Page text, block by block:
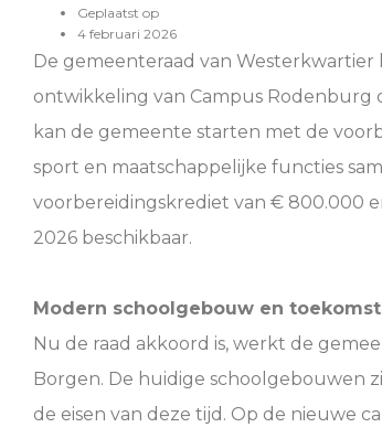
Geplaatst op
4 februari 2026
De gemeenteraad van
ontwikkeling van Campus Rodenburg
kan de gemeente starten met de
sport en maatschappelijke functies
voorbereidingskrediet van € 800.000
2026 beschikbaar.
Modern schoolgebouw en
Nu de raad akkoord is, werkt de
Borgen. De huidige schoolgebouwen
de eisen van deze tijd. Op de nieuwe